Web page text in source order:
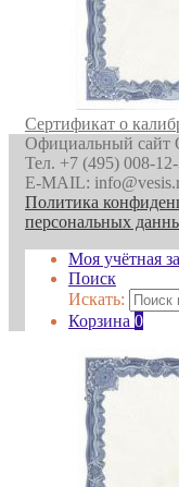
Сертификат о
Официальный
Тел. +7 (495) 008-
E-MAIL:
Политика
персональных
Моя учётная
Поиск
Искать:
Корзина 0